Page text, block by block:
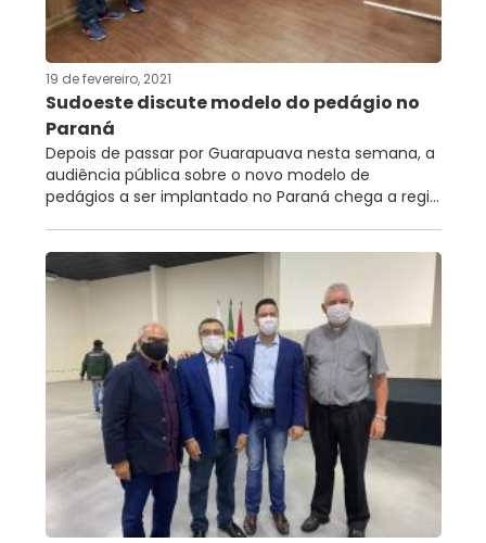
19 de fevereiro, 2021
Sudoeste discute modelo do pedágio no
Paraná
Depois de passar por Guarapuava nesta semana, a
audiência pública sobre o novo modelo de
pedágios a ser implantado no Paraná chega a regi...